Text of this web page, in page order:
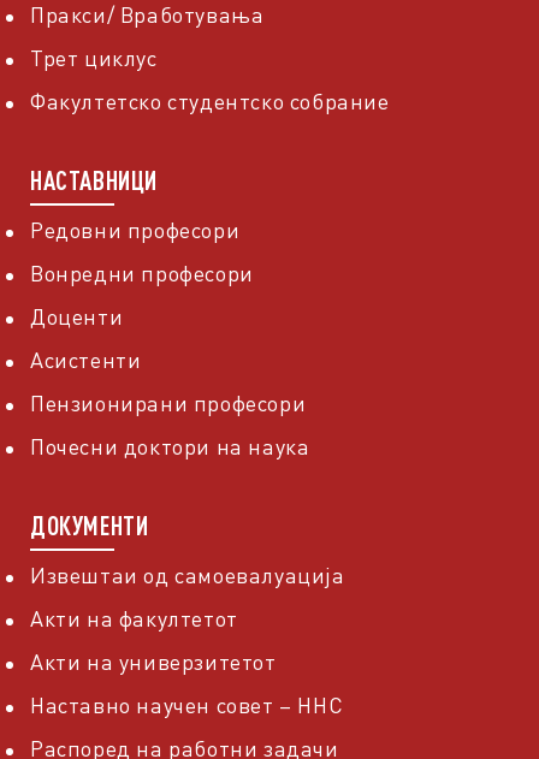
Пракси/ Вработувања
Трет циклус
Факултетско студентско собрание
НАСТАВНИЦИ
Редовни професори
Вонредни професори
Доценти
Асистенти
Пензионирани професори
Почесни доктори на наука
ДОКУМЕНТИ
Извештаи од самоевалуација
Акти на факултетот
Акти на универзитетот
Наставно научен совет – ННС
Распоред на работни задачи